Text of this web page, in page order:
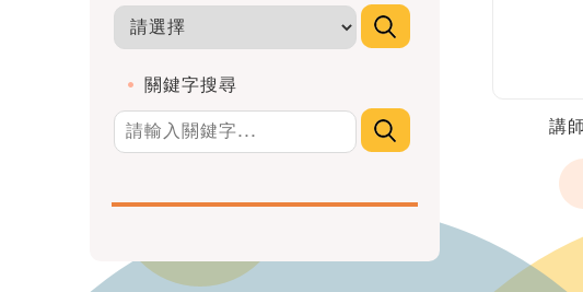
關鍵字搜尋
講